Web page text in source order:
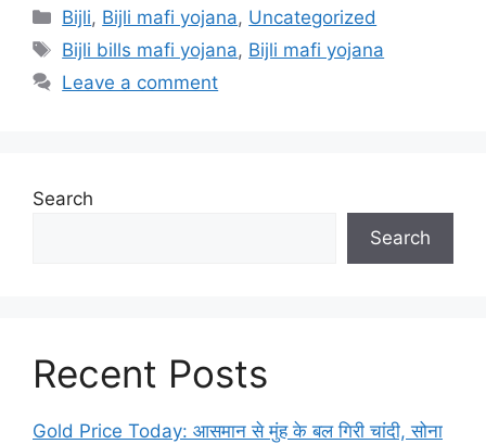
Categories
Bijli, Bijli mafi yojana, Uncategorized
Tags
Bijli bills mafi yojana, Bijli mafi yojana
Leave a comment
Search
Search
Recent Posts
Gold Price Today: आसमान से मुंह के बल गिरी चांदी, सोना